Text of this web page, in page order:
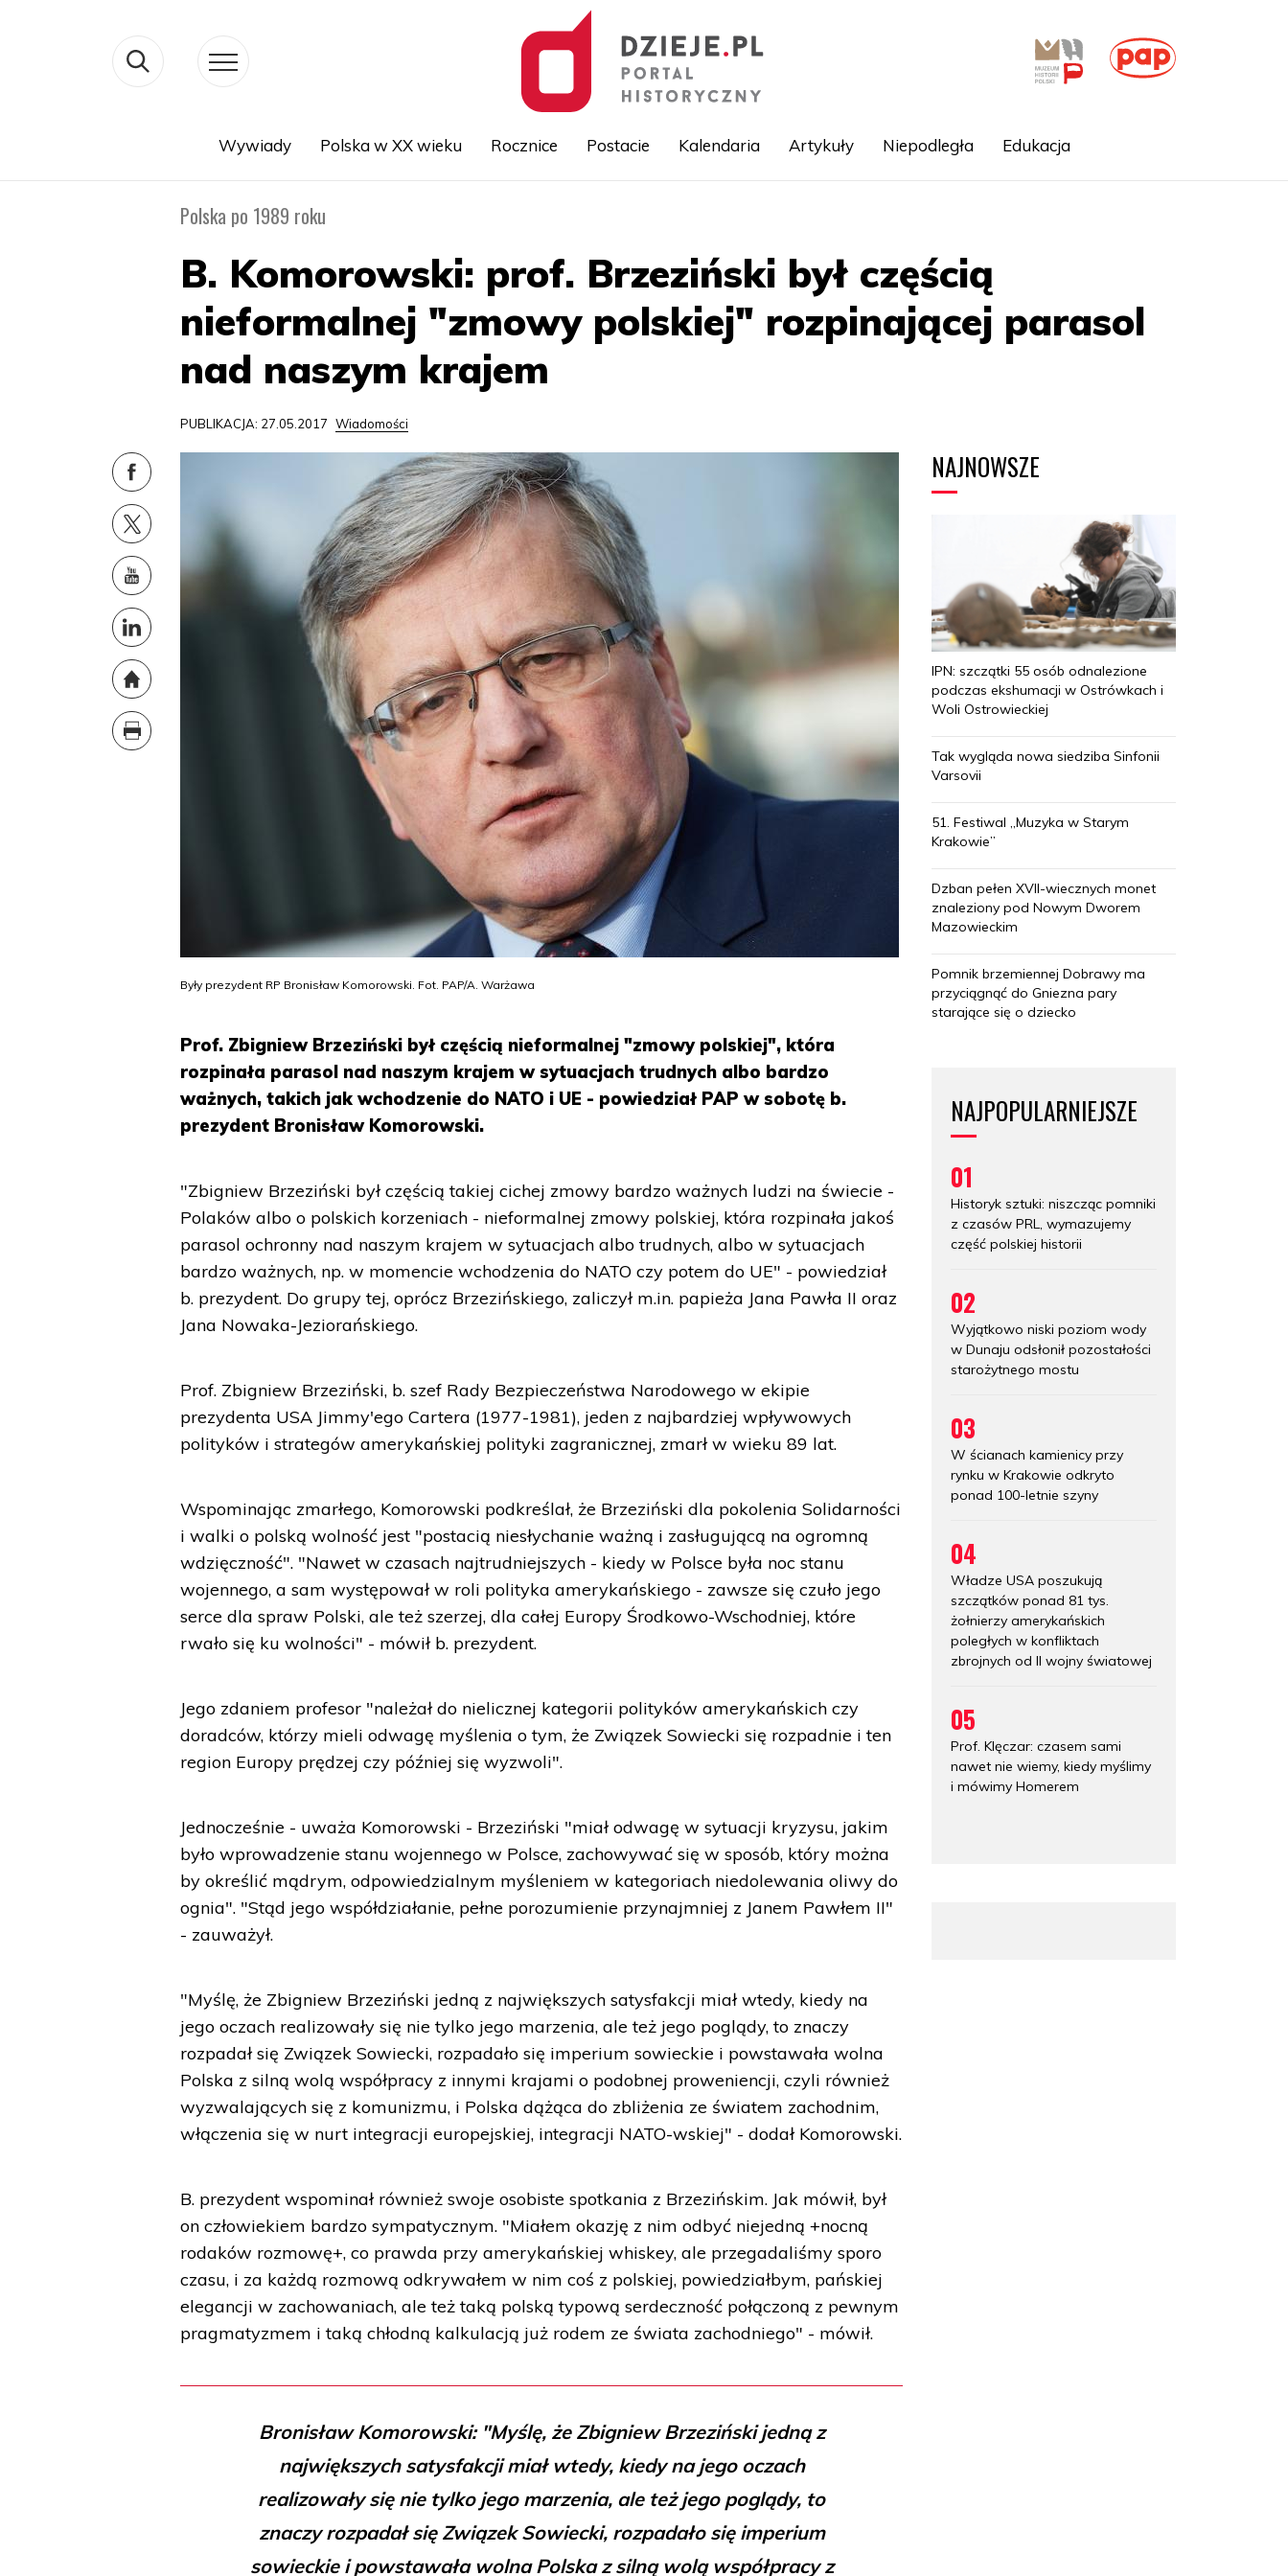
Wywiady Polska w XX wieku Rocznice Postacie Kalendaria Artykuły Niepodległa Edukacja
Polska po 1989 roku
B. Komorowski: prof. Brzeziński był częścią
nieformalnej "zmowy polskiej" rozpinającej parasol
nad naszym krajem
PUBLIKACJA: 27.05.2017 Wiadomości
Były prezydent RP Bronisław Komorowski. Fot. PAP/A. Warżawa
Prof. Zbigniew Brzeziński był częścią nieformalnej "zmowy polskiej", która
rozpinała parasol nad naszym krajem w sytuacjach trudnych albo bardzo
ważnych, takich jak wchodzenie do NATO i UE - powiedział PAP w sobotę b.
prezydent Bronisław Komorowski.
"Zbigniew Brzeziński był częścią takiej cichej zmowy bardzo ważnych ludzi na świecie -
Polaków albo o polskich korzeniach - nieformalnej zmowy polskiej, która rozpinała jakoś
parasol ochronny nad naszym krajem w sytuacjach albo trudnych, albo w sytuacjach
bardzo ważnych, np. w momencie wchodzenia do NATO czy potem do UE" - powiedział
b. prezydent. Do grupy tej, oprócz Brzezińskiego, zaliczył m.in. papieża Jana Pawła II oraz
Jana Nowaka-Jeziorańskiego.
Prof. Zbigniew Brzeziński, b. szef Rady Bezpieczeństwa Narodowego w ekipie
prezydenta USA Jimmy'ego Cartera (1977-1981), jeden z najbardziej wpływowych
polityków i strategów amerykańskiej polityki zagranicznej, zmarł w wieku 89 lat.
Wspominając zmarłego, Komorowski podkreślał, że Brzeziński dla pokolenia Solidarności
i walki o polską wolność jest "postacią niesłychanie ważną i zasługującą na ogromną
wdzięczność". "Nawet w czasach najtrudniejszych - kiedy w Polsce była noc stanu
wojennego, a sam występował w roli polityka amerykańskiego - zawsze się czuło jego
serce dla spraw Polski, ale też szerzej, dla całej Europy Środkowo-Wschodniej, które
rwało się ku wolności" - mówił b. prezydent.
Jego zdaniem profesor "należał do nielicznej kategorii polityków amerykańskich czy
doradców, którzy mieli odwagę myślenia o tym, że Związek Sowiecki się rozpadnie i ten
region Europy prędzej czy później się wyzwoli".
Jednocześnie - uważa Komorowski - Brzeziński "miał odwagę w sytuacji kryzysu, jakim
było wprowadzenie stanu wojennego w Polsce, zachowywać się w sposób, który można
by określić mądrym, odpowiedzialnym myśleniem w kategoriach niedolewania oliwy do
ognia". "Stąd jego współdziałanie, pełne porozumienie przynajmniej z Janem Pawłem II"
- zauważył.
"Myślę, że Zbigniew Brzeziński jedną z największych satysfakcji miał wtedy, kiedy na
jego oczach realizowały się nie tylko jego marzenia, ale też jego poglądy, to znaczy
rozpadał się Związek Sowiecki, rozpadało się imperium sowieckie i powstawała wolna
Polska z silną wolą współpracy z innymi krajami o podobnej proweniencji, czyli również
wyzwalających się z komunizmu, i Polska dążąca do zbliżenia ze światem zachodnim,
włączenia się w nurt integracji europejskiej, integracji NATO-wskiej" - dodał Komorowski.
B. prezydent wspominał również swoje osobiste spotkania z Brzezińskim. Jak mówił, był
on człowiekiem bardzo sympatycznym. "Miałem okazję z nim odbyć niejedną +nocną
rodaków rozmowę+, co prawda przy amerykańskiej whiskey, ale przegadaliśmy sporo
czasu, i za każdą rozmową odkrywałem w nim coś z polskiej, powiedziałbym, pańskiej
elegancji w zachowaniach, ale też taką polską typową serdeczność połączoną z pewnym
pragmatyzmem i taką chłodną kalkulacją już rodem ze świata zachodniego" - mówił.
Bronisław Komorowski: "Myślę, że Zbigniew Brzeziński jedną z
największych satysfakcji miał wtedy, kiedy na jego oczach
realizowały się nie tylko jego marzenia, ale też jego poglądy, to
znaczy rozpadał się Związek Sowiecki, rozpadało się imperium
sowieckie i powstawała wolna Polska z silną wolą współpracy z
NAJNOWSZE
IPN: szczątki 55 osób odnalezione
podczas ekshumacji w Ostrówkach i
Woli Ostrowieckiej
Tak wygląda nowa siedziba Sinfonii
Varsovii
51. Festiwal „Muzyka w Starym
Krakowie”
Dzban pełen XVII-wiecznych monet
znaleziony pod Nowym Dworem
Mazowieckim
Pomnik brzemiennej Dobrawy ma
przyciągnąć do Gniezna pary
starające się o dziecko
NAJPOPULARNIEJSZE
01
Historyk sztuki: niszcząc pomniki
z czasów PRL, wymazujemy
część polskiej historii
02
Wyjątkowo niski poziom wody
w Dunaju odsłonił pozostałości
starożytnego mostu
03
W ścianach kamienicy przy
rynku w Krakowie odkryto
ponad 100-letnie szyny
04
Władze USA poszukują
szczątków ponad 81 tys.
żołnierzy amerykańskich
poległych w konfliktach
zbrojnych od II wojny światowej
05
Prof. Klęczar: czasem sami
nawet nie wiemy, kiedy myślimy
i mówimy Homerem